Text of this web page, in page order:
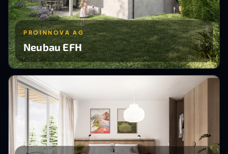
PROINNOVA AG
Neubau EFH